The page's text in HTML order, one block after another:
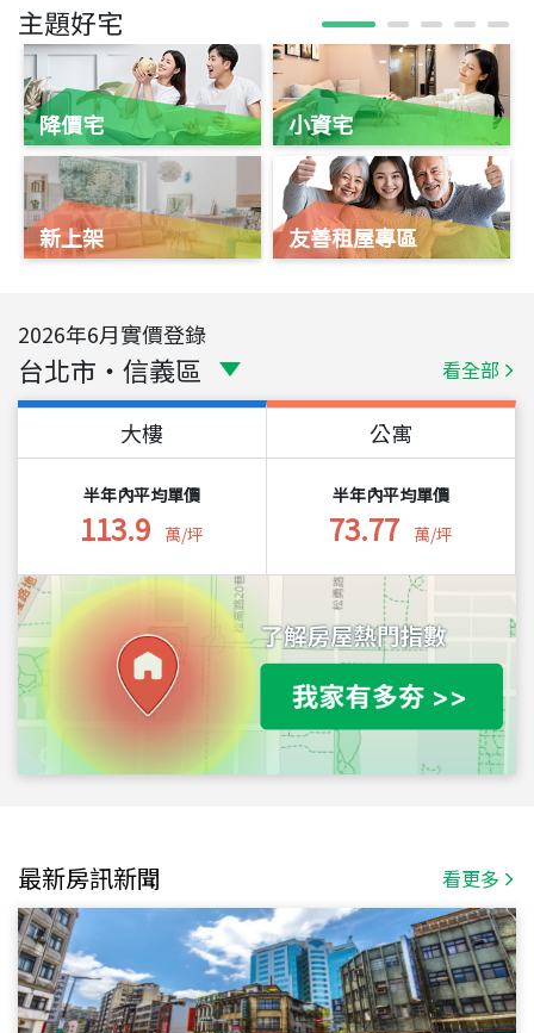
主題好宅
降價宅
新上架
小資宅
友善租屋專區
2026年6月實價登錄
台北市 ・ 信義區 看全部
大樓
半年內平均單價
113.9 萬/坪
公寓
半年內平均單價
73.77 萬/坪
最新房訊新聞 看更多